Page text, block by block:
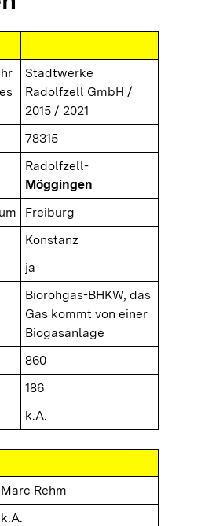
Stadtwerke
Radolfzell GmbH /
2015 / 2021
78315
Radolfzell-
Möggingen
Freiburg
Konstanz
ja
Biorohgas-BHKW, das
Gas kommt von einer
Biogasanlage
860
186
k.A.
Marc Rehm
k.A.